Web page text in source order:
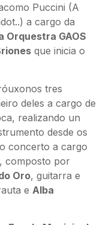
Puccini (A
a cargo da
Orquestra GAOS
que inicia o
tres
deles a cargo de
realizando un
desde os
concerto a cargo
composto por
Oro, guitarra e
e Alba